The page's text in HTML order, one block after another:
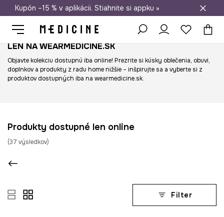
Doprava zadarmo od 50 €
Kupón –15 % v aplikácii. Stiahnite si appku »
LEN NA WEARMEDICINE.SK
Objavte kolekciu dostupnú iba online! Prezrite si kúsky oblečenia, obuvi,
doplnkov a produkty z radu home nižšie – inšpirujte sa a vyberte si z
produktov dostupných iba na wearmedicine.sk.
Produkty dostupné len online
(37 výsledkov)
Filter